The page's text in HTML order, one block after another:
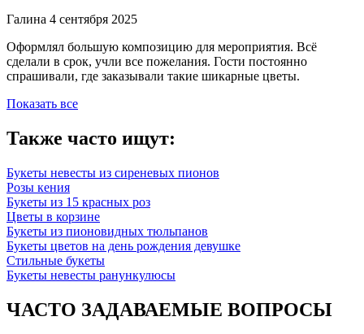
Галина 4 сентября 2025
Оформлял большую композицию для мероприятия. Всё
сделали в срок, учли все пожелания. Гости постоянно
спрашивали, где заказывали такие шикарные цветы.
Показать все
Также часто ищут:
Букеты невесты из сиреневых пионов
Розы кения
Букеты из 15 красных роз
Цветы в корзине
Букеты из пионовидных тюльпанов
Букеты цветов на день рождения девушке
Стильные букеты
Букеты невесты ранункулюсы
ЧАСТО ЗАДАВАЕМЫЕ ВОПРОСЫ